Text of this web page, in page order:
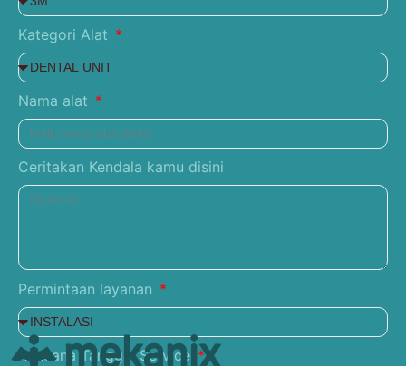
Kategori Alat
Nama alat
Ceritakan Kendala kamu disini
Permintaan layanan
Rencana Tanggal Service